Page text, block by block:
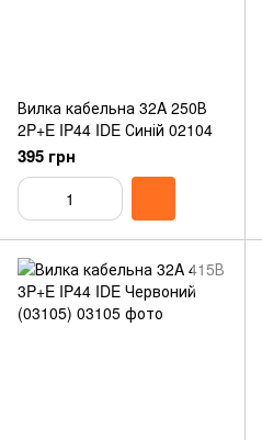
Вилка кабельна 32A 250В
2P+E IP44 IDE Синій 02104
395 грн